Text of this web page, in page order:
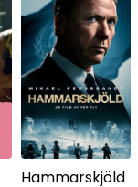
Hammarskjöld